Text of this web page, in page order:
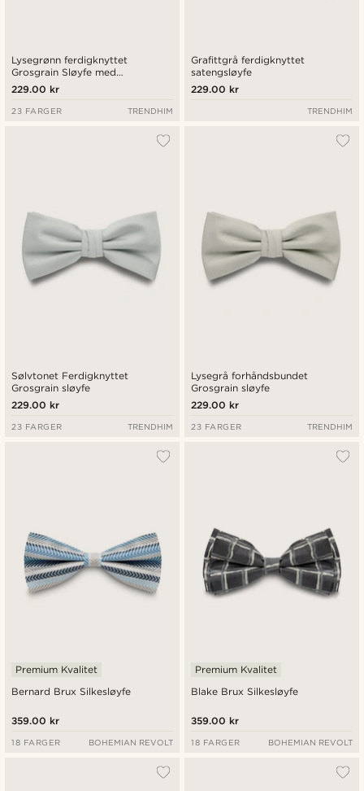
Lysegrønn ferdigknyttet
Grosgrain Sløyfe med
Diamantspiss
229.00 kr
23 FARGER TRENDHIM
Grafittgrå ferdigknyttet
satengsløyfe
229.00 kr
TRENDHIM
Sølvtonet Ferdigknyttet
Grosgrain sløyfe
229.00 kr
23 FARGER TRENDHIM
Lysegrå forhåndsbundet
Grosgrain sløyfe
229.00 kr
23 FARGER TRENDHIM
Bernard Brux Silkesløyfe
Premium Kvalitet
359.00 kr
18 FARGER BOHEMIAN REVOLT
Blake Brux Silkesløyfe
Premium Kvalitet
359.00 kr
18 FARGER BOHEMIAN REVOLT